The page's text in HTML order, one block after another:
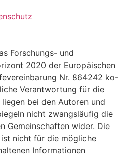
Forschungs- und
2020 der Europäischen
Nr. 864242 ko-
Verantwortung für die
bei den Autoren und
nicht zwangsläufig die
Gemeinschaften wider. Die
nicht für die mögliche
Informationen